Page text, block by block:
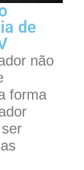
de
não
forma